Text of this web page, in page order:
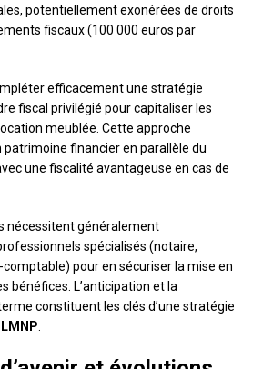
potentiellement exonérées de droits
fiscaux (100 000 euros par
efficacement une stratégie
fiscal privilégié pour capitaliser les
meublée. Cette approche
financier en parallèle du
une fiscalité avantageuse en cas de
nécessitent généralement
spécialisés (notaire,
pour en sécuriser la mise en
bénéfices. L’anticipation et la
constituent les clés d’une stratégie
LMNP